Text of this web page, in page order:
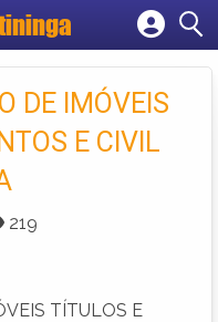
empresa
DE IMÓVEIS
E CIVIL
219
TÍTULOS E